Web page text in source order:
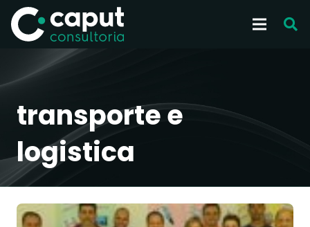
transporte e
logistica